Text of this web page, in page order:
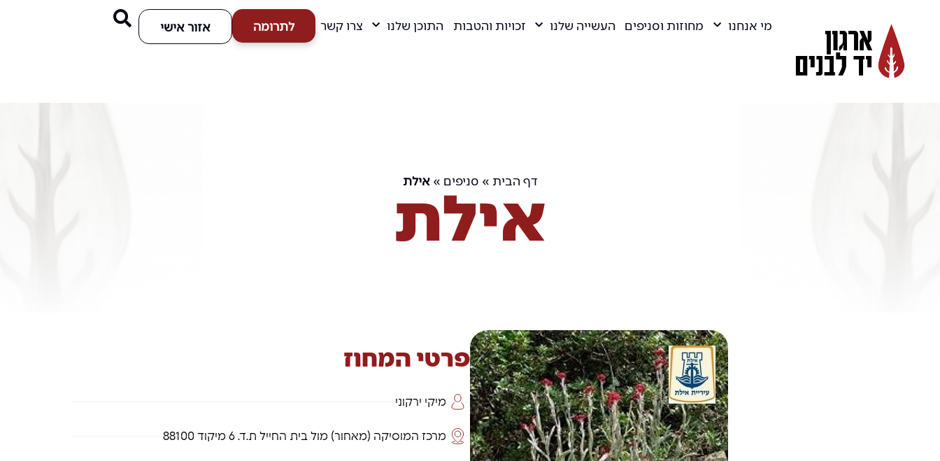
מי אנחנו מחוזות וסניפים העשייה שלנו זכויות והטבות התוכן שלנו צרו קשר לתרומה אזור אישי
דף הבית » סניפים »אילת
אילת
פרטי המחוז
מיקי ירקוני
מרכז המוסיקה (מאחור) מול בית החייל ת.ד. 6 מיקוד 88100